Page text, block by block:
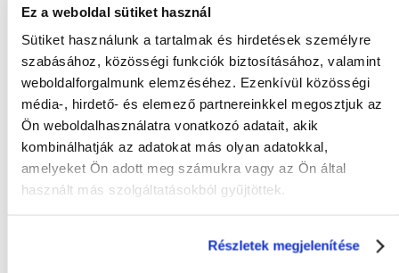
Ez a weboldal sütiket használ
Sütiket használunk a tartalmak és hirdetések személyre
szabásához, közösségi funkciók biztosításához, valamint
weboldalforgalmunk elemzéséhez. Ezenkívül közösségi
média-, hirdető- és elemező partnereinkkel megosztjuk az
Ön weboldalhasználatra vonatkozó adatait, akik
kombinálhatják az adatokat más olyan adatokkal,
amelyeket Ön adott meg számukra vagy az Ön által
használt más szolgáltatásokból gyűjtöttek.
Részletek megjelenítése
Ideális közös tevékenységekhez és edzésekhez
KÉRDEZZ TŐLÜNK!
Gyakori Kérdések (GYIK)